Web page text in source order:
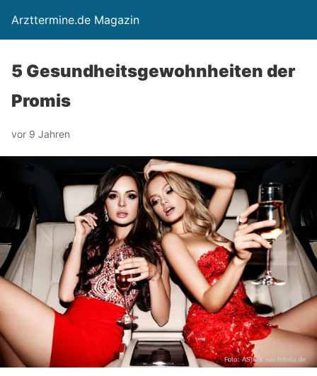
Arzttermine.de Magazin
5 Gesundheitsgewohnheiten der
Promis
vor 9 Jahren